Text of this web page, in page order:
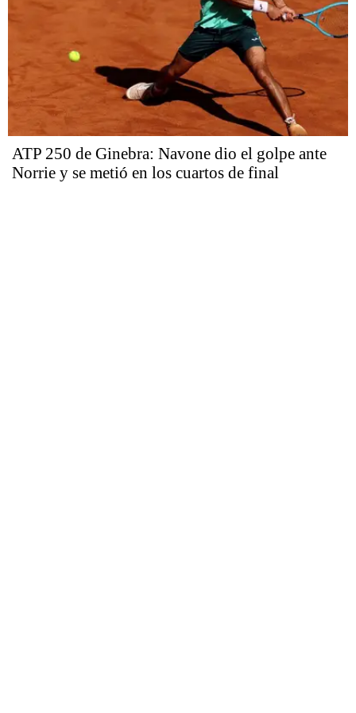
ATP 250 de Ginebra: Navone dio el golpe ante
Norrie y se metió en los cuartos de final